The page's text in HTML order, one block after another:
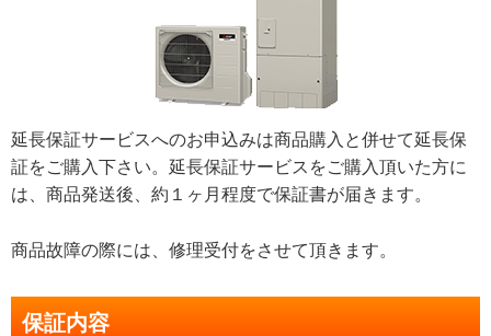
延長保証サービスへのお申込みは商品購入と併せて延長保
証をご購入下さい。延長保証サービスをご購入頂いた方に
は、商品発送後、約１ヶ月程度で保証書が届きます。
商品故障の際には、修理受付をさせて頂きます。
保証内容